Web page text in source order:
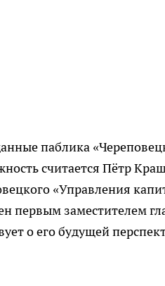
паблика
считается Пётр
«Управления
первым заместителем
о его будущей